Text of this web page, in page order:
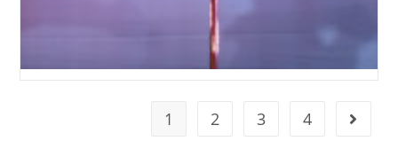
1 2 3 4 Aller à